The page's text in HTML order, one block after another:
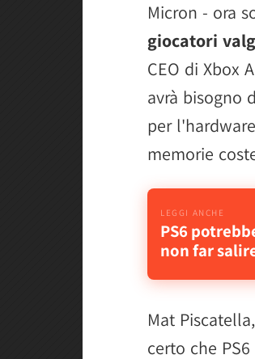
Micron - ora
giocatori
CEO di Xbox
avrà bisogno
per
memorie
PS6
non far
Mat
certo che